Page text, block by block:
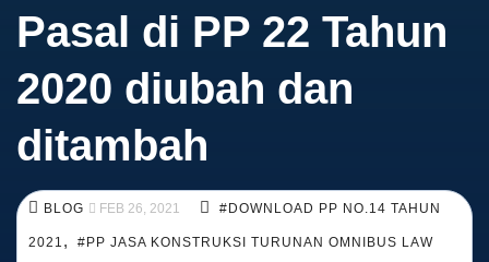
Pasal di PP 22 Tahun
2020 diubah dan
ditambah
BLOG FEB 26, 2021 #DOWNLOAD PP NO.14 TAHUN
2021 , #PP JASA KONSTRUKSI TURUNAN OMNIBUS LAW